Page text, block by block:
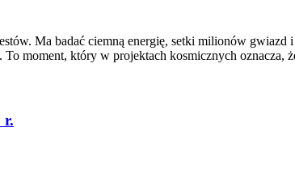
Ma badać ciemną energię, setki milionów gwiazd
który w projektach kosmicznych oznacza,
r.